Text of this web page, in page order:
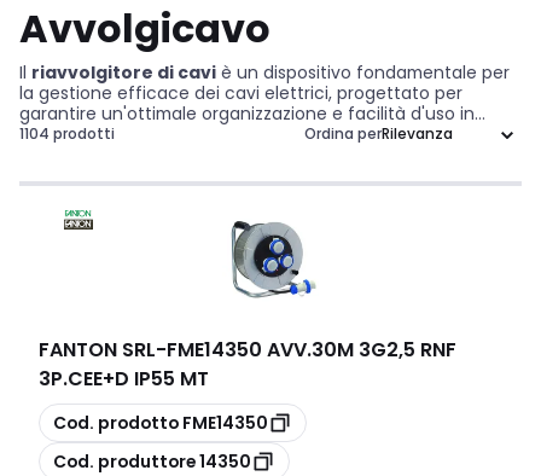
Avvolgicavo
Il riavvolgitore di cavi è un dispositivo fondamentale per
la gestione efficace dei cavi elettrici, progettato per
garantire un'ottimale organizzazione e facilità d'uso in
contesti professionali. Grazie alla sua struttura con
riducendo il rischio di grovigli e danni. Questo strumento è
lavoro elettrico e la manutenzione, contribuendo a
migliorare l'efficienza operativa e la sicurezza durante le
1104 prodotti Ordina per
FANTON SRL-FME14350 AVV.30M 3G2,5 RNF
3P.CEE+D IP55 MT
copia
Cod. prodotto FME14350
copia
Cod. produttore14350